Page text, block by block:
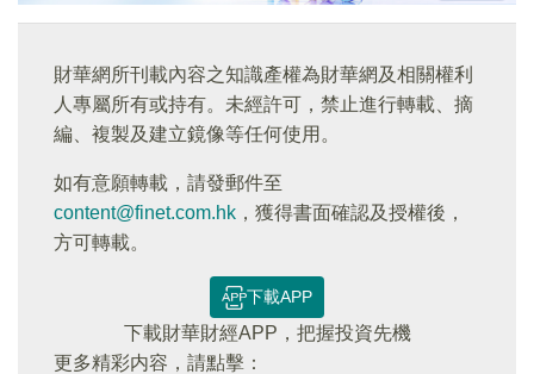
財華網所刊載內容之知識產權為財華網及相關權利
人專屬所有或持有。未經許可，禁止進行轉載、摘
編、複製及建立鏡像等任何使用。
如有意願轉載，請發郵件至
content@finet.com.hk ，獲得書面確認及授權後，
方可轉載。
下載APP
下載財華財經APP，把握投資先機
更多精彩内容，請點擊：